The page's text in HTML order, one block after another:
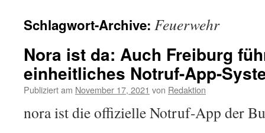
Schlagwort-Archive: Feuerwehr
Nora ist da: Auch Freiburg
einheitliches Notruf-App-
Publiziert am November 17, 2021 von Redaktion
nora ist die offizielle Notruf-App der